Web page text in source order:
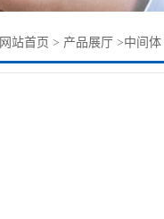
网站首页 > 产品展厅 >中间体